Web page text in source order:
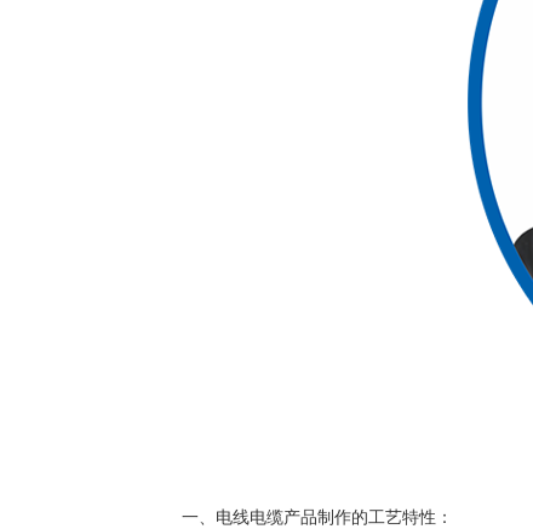
一、电线电缆产品制作的工艺特性：